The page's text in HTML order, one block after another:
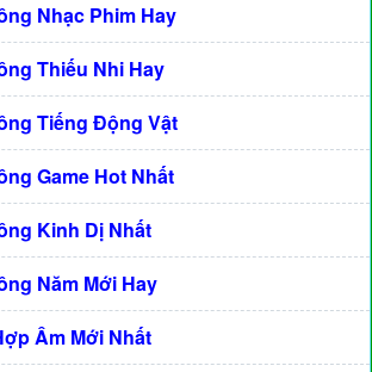
Nhạc Phim Hay
Thiếu Nhi Hay
Tiếng Động Vật
Game Hot Nhất
Kinh Dị Nhất
Năm Mới Hay
Âm Mới Nhất